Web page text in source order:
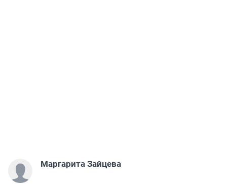
Маргарита Зайцева